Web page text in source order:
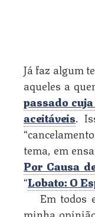
Já faz algum
aqueles a
passado
aceitáveis.
tema, em
Por Causa
“Lobato: O
Em todos
minha